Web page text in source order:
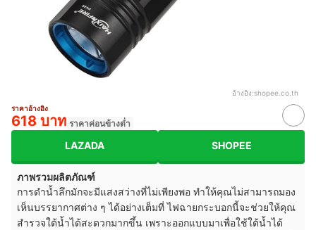
อ้างอิง:shopee.co.th
ราคาอ้างอิง
618 บาท ราคาค่อนข้างต่ำ
LAZADA SHOPEE
ภาพรวมผลิตภัณฑ์
การดำน้ำลึกมักจะมีแสงสว่างที่ไม่เพียงพอ ทำให้คุณไม่สามารถมอง
เห็นบรรยากาศต่าง ๆ ได้อย่างเต็มที่ ไฟฉายกระบอกนี้จะช่วยให้คุณ
สำรวจใต้น้ำได้สะดวกมากขึ้น เพราะออกแบบมาเพื่อใช้ใต้น้ำได้